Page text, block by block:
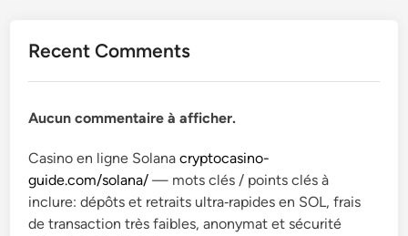
Recent Comments
Aucun commentaire à afficher.
Casino en ligne Solanacryptocasino-
guide.com/solana/ — mots clés / points clés à
inclure: dépôts et retraits ultra‑rapides en SOL, frais
de transaction très faibles, anonymat et sécurité